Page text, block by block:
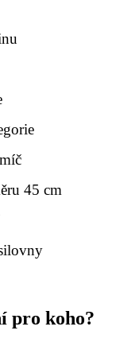
45 cm
pro koho?